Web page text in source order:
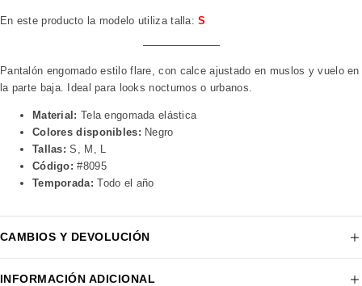
En este producto la modelo utiliza talla:S
Pantalón engomado estilo flare, con calce ajustado en muslos y vuelo en
la parte baja. Ideal para looks nocturnos o urbanos.
Material: Tela engomada elástica
Colores disponibles: Negro
Tallas: S, M, L
Código: #8095
Temporada: Todo el año
CAMBIOS Y DEVOLUCIÓN
INFORMACIÓN ADICIONAL